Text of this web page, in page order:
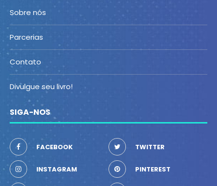
Sobre nós
Parcerias
Contato
Divulgue seu livro!
SIGA-NOS
FACEBOOK TWITTER
INSTAGRAM PINTEREST